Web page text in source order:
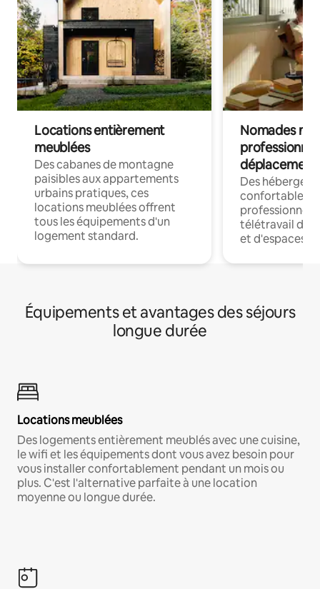
Locations entièrement
meublées
Des cabanes de montagne
paisibles aux appartements
urbains pratiques, ces
locations meublées offrent
tous les équipements d'un
logement standard.
Nomades
déplacement
Des
confortables
professionnels
télétravail
et d'espaces
Équipements et avantages des séjours
longue durée
Locations meublées
Des logements entièrement meublés avec une cuisine,
le wifi et les équipements dont vous avez besoin pour
vous installer confortablement pendant un mois ou
plus. C'est l'alternative parfaite à une location
moyenne ou longue durée.